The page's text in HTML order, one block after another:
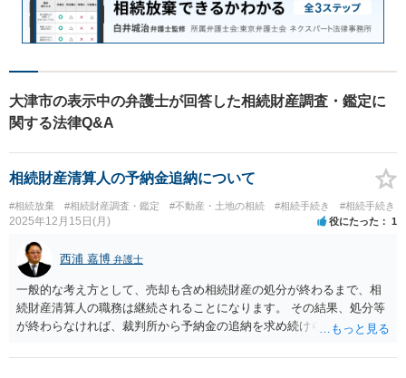
大津市の表示中の弁護士が回答した相続財産調査・鑑定に
関する法律Q&A
相続財産清算人の予納金追納について
#相続放棄 #相続財産調査・鑑定 #不動産・土地の相続 #相続手続き #相続手続き
2025年12月15日(月) 役にたった 1
西浦 嘉博 弁護士
一般的な考え方として、売却も含め相続財産の処分が終わるまで、相
続財産清算人の職務は継続されることになります。 その結果、処分等
が終わらなければ、裁判所から予納金の追納を求め続けられる可能性